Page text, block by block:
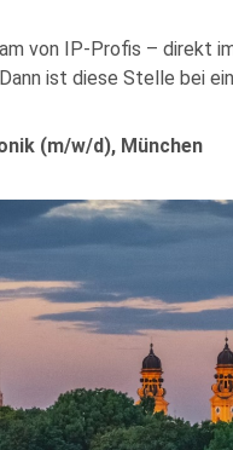
von IP-Profis – direkt
ist diese Stelle bei
(m/w/d), München